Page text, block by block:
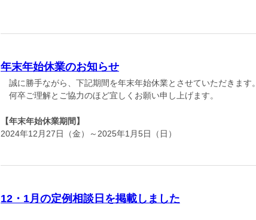
年末年始休業のお知らせ
誠に勝手ながら、下記期間を年末年始休業とさせていただきます。
何卒ご理解とご協力のほど宜しくお願い申し上げます。
【年末年始休業期間】
2024年12月27日（金）～2025年1月5日（日）
12・1月の定例相談日を掲載しました